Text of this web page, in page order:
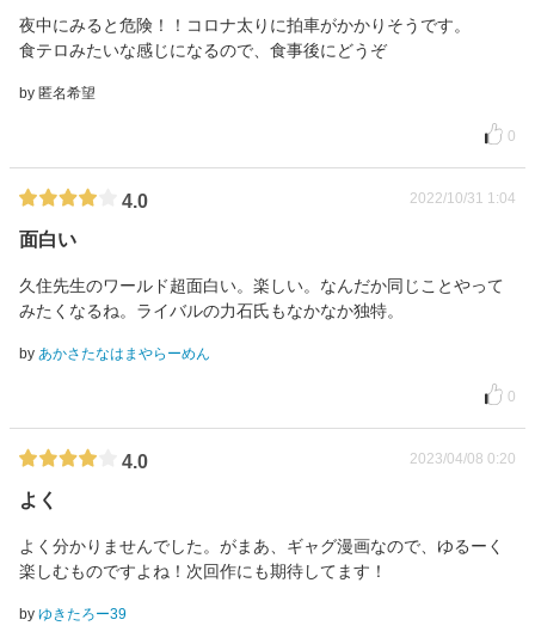
夜中にみると危険！！コロナ太りに拍車がかかりそうです。
食テロみたいな感じになるので、食事後にどうぞ
by 匿名希望
0
4.0 2022/10/31 1:04
面白い
久住先生のワールド超面白い。楽しい。なんだか同じことやって
みたくなるね。ライバルの力石氏もなかなか独特。
by あかさたなはまやらーめん
0
4.0 2023/04/08 0:20
よく
よく分かりませんでした。がまあ、ギャグ漫画なので、ゆるーく
楽しむものですよね！次回作にも期待してます！
by ゆきたろー39